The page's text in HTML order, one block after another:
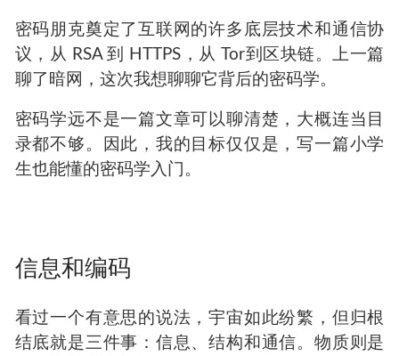
密码朋克奠定了互联网的许多底层技术和通信协
议，从 RSA 到 HTTPS，从 Tor到区块链。上一篇
聊了暗网，这次我想聊聊它背后的密码学。
密码学远不是一篇文章可以聊清楚，大概连当目
录都不够。因此，我的目标仅仅是，写一篇小学
生也能懂的密码学入门。
信息和编码
看过一个有意思的说法，宇宙如此纷繁，但归根
结底就是三件事：信息、结构和通信。物质则是